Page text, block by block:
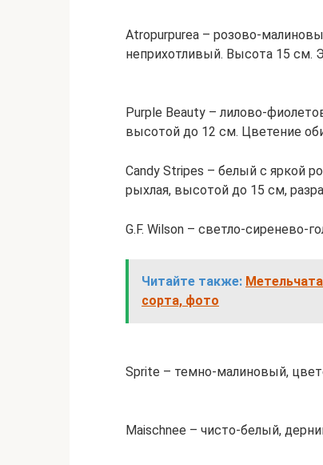
Atropurpurea – розово-
неприхотливый. Высота 15 см.
Purple Beauty – лилово-
высотой до 12 см. Цветение
Candy Stripes – белый с яркой
рыхлая, высотой до 15 см,
G.F. Wilson – светло-сиренево-
Читайте также:
сорта, фото
Sprite – темно-малиновый,
Maischnee – чисто-белый,